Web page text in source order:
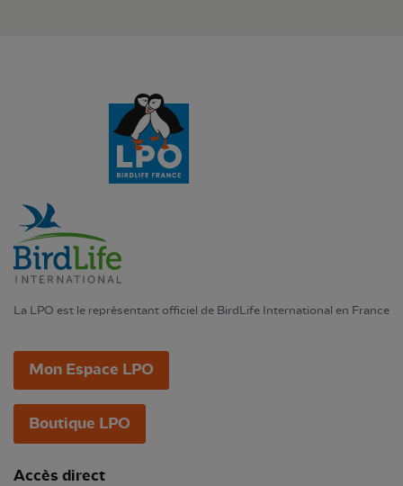
La LPO est le représentant officiel de BirdLife International en France
Mon Espace LPO
Boutique LPO
Accès direct